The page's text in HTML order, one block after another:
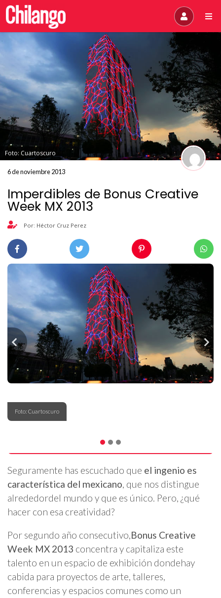
Foto: Cuartoscuro
6 de noviembre 2013
Imperdibles de Bonus Creative
Week MX 2013
Por: Héctor Cruz Perez
Foto: Cuartoscuro
Seguramente has escuchado que el ingenio es
característica del mexicano, que nos distingue
alrededordel mundo y que es único. Pero, ¿qué
hacer con esa creatividad?
Por segundo año consecutivo,Bonus Creative
Week MX 2013 concentra y capitaliza este
talento en un espacio de exhibición dondehay
cabida para proyectos de arte, talleres,
conferencias y espacios comunes como un